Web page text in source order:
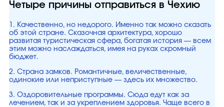
Четыре причины отправиться в Чехию
1. Качественно, но недорого. Именно так можно сказать
об этой стране. Сказочная архитектура, хорошо
развитая туристическая сфера, богатая история — всем
этим можно наслаждаться, имея на руках скромный
бюджет.
2. Страна замков. Романтичные, величественные,
одинокие или неприступные — здесь их множество.
3. Оздоровительные программы. Сюда едут как за
лечением, так и за укреплением здоровья. Чаще всего в